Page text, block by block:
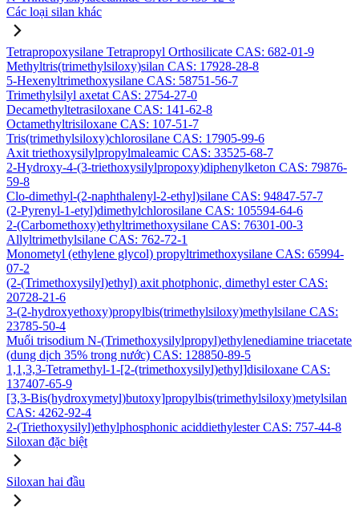
Các loại silan khác
Tetrapropoxysilane Tetrapropyl Orthosilicate CAS: 682-01-9
Methyltris(trimethylsiloxy)silan CAS: 17928-28-8
5-Hexenyltrimethoxysilane CAS: 58751-56-7
Trimethylsilyl axetat CAS: 2754-27-0
Decamethyltetrasiloxane CAS: 141-62-8
Octamethyltrisiloxane CAS: 107-51-7
Tris(trimethylsiloxy)chlorosilane CAS: 17905-99-6
Axit triethoxysilylpropylmaleamic CAS: 33525-68-7
2-Hydroxy-4-(3-triethoxysilylpropoxy)diphenylketon CAS: 79876-
59-8
Clo-dimethyl-(2-naphthalenyl-2-ethyl)silane CAS: 94847-57-7
(2-Pyrenyl-1-etyl)dimethylchlorosilane CAS: 105594-64-6
2-(Carbomethoxy)ethyltrimethoxysilane CAS: 76301-00-3
Allyltrimethylsilane CAS: 762-72-1
Monometyl (ethylene glycol) propyltrimethoxysilane CAS: 65994-
07-2
(2-(Trimethoxysilyl)ethyl) axit photphonic, dimethyl ester CAS:
20728-21-6
3-(2-hydroxyethoxy)propylbis(trimethylsiloxy)methylsilane CAS:
23785-50-4
Muối trisodium N-(Trimethoxysilylpropyl)ethylenediamine triacetate
(dung dịch 35% trong nước) CAS: 128850-89-5
1,1,3,3-Tetramethyl-1-[2-(trimethoxysilyl)ethyl]disiloxane CAS:
137407-65-9
[3,3-Bis(hydroxymetyl)butoxy]propylbis(trimethylsiloxy)metylsilan
CAS: 4262-92-4
2-(Triethoxysilyl)ethylphosphonic aciddiethylester CAS: 757-44-8
Siloxan đặc biệt
Siloxan hai đầu